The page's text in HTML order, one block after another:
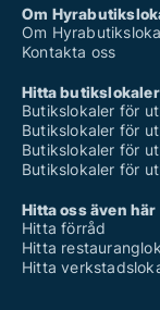
Om
Om
Kontakta oss
Hitta
Butikslokaler för
Butikslokaler för
Butikslokaler för
Butikslokaler för
Hitta oss även här
Hitta förråd
Hitta
Hitta